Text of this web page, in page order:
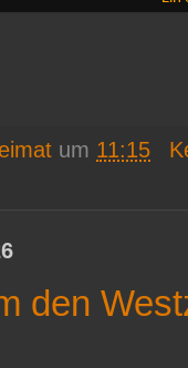
um 11:15
den